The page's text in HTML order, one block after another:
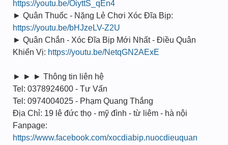
https://youtu.be/OiyttS_qEn4
► Quân Thuốc - Nặng Lẻ Chơi Xóc Đĩa Bịp:
https://youtu.be/bHJzeLV-Z2U
► Quân Chắn - Xóc Đĩa Bịp Mới Nhất - Điều Quân
Khiển Vị: https://youtu.be/NetqGN2AExE
► ► ► Thông tin liên hệ
Tel: 0378924600 - Tư Vấn
Tel: 0974004025 - Phạm Quang Thắng
Địa Chỉ: 19 lê đức thọ - mỹ đình - từ liêm - hà nội
Fanpage:
https://www.facebook.com/xocdiabip.nuocdieuquan